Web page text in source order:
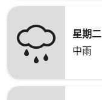
星期二
中雨